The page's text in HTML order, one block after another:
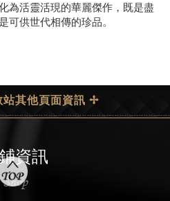
為活靈活現的華麗傑作，既是盡
可供世代相傳的珍品。
其他頁面資訊 ✢
資訊
Shop